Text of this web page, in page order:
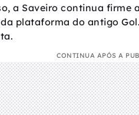
a Saveiro continua firme
plataforma do antigo
CONTINUA APÓS A